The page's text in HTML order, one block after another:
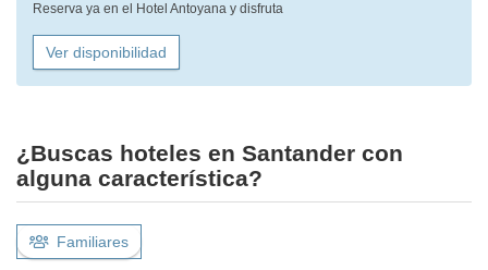
Reserva ya en el Hotel Antoyana y disfruta
Ver disponibilidad
¿Buscas hoteles en Santander con
alguna característica?
Familiares